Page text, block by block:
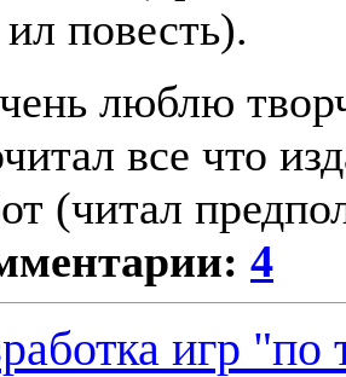
ил повесть).
люблю
все что
(читал
4
игр "по